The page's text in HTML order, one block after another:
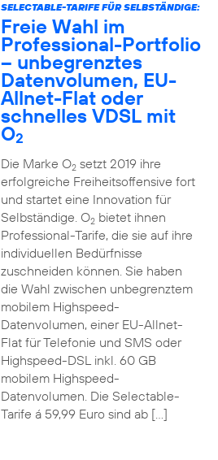
SELECTABLE-TARIFE FÜR SELBSTÄNDIGE:
Freie Wahl im
Professional-Portfolio
– unbegrenztes
Datenvolumen, EU-
Allnet-Flat oder
schnelles VDSL mit
O2
Die Marke O2setzt 2019 ihre
erfolgreiche Freiheitsoffensive fort
und startet eine Innovation für
Selbständige. O2bietet ihnen
Professional-Tarife, die sie auf ihre
individuellen Bedürfnisse
zuschneiden können. Sie haben
die Wahl zwischen unbegrenztem
mobilem Highspeed-
Datenvolumen, einer EU-Allnet-
Flat für Telefonie und SMS oder
Highspeed-DSL inkl. 60 GB
mobilem Highspeed-
Datenvolumen. Die Selectable-
Tarife á 59,99 Euro sind ab […]